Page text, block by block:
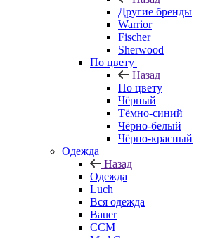
Другие бренды
Warrior
Fischer
Sherwood
По цвету
Назад
По цвету
Чёрный
Тёмно-синий
Чёрно-белый
Чёрно-красный
Одежда
Назад
Одежда
Luch
Вся одежда
Bauer
CCM